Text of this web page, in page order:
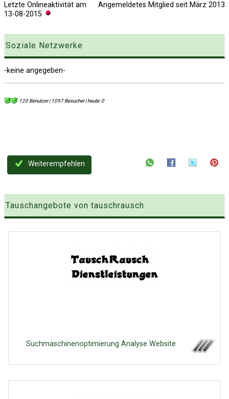
Über Tauschbu↔de
Kategorien
Angemeldetes Mitglied seit März 2013
Letzte Onlineaktivität am
13-08-2015
Soziale Netzwerke
-keine angegeben-
120 Benutzer | 1097 Besucher | heute: 0
Weiterempfehlen
Tauschangebote von tauschrausch
Suchmaschinenoptimierung Analyse Website